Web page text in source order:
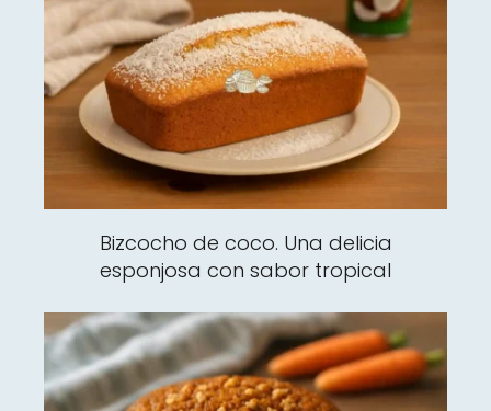
Bizcocho de coco. Una delicia
esponjosa con sabor tropical